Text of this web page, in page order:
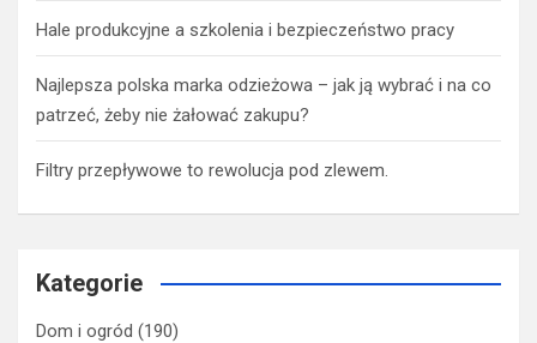
Hale produkcyjne a szkolenia i bezpieczeństwo pracy
Najlepsza polska marka odzieżowa – jak ją wybrać i na co
patrzeć, żeby nie żałować zakupu?
Filtry przepływowe to rewolucja pod zlewem.
Kategorie
Dom i ogród (190)